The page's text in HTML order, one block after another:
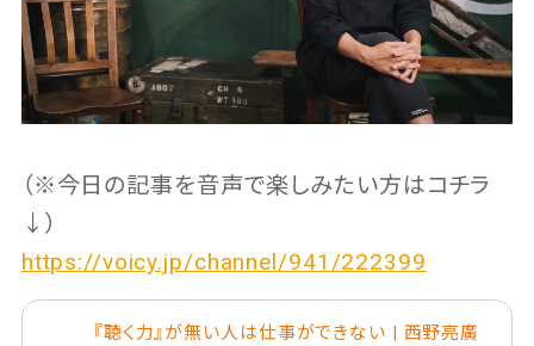
（※今日の記事を音声で楽しみたい方はコチラ
↓）
https://voicy.jp/channel/941/222399
『聴く力』が無い人は仕事ができない | 西野亮廣